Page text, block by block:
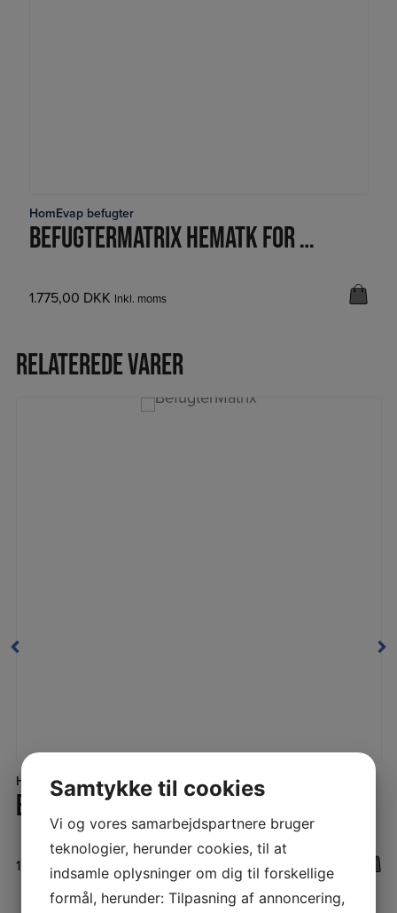
HomEvap befugter
BEFUGTERMATRIX HEMATK FOR HOMEVAP HEPC
1.775,00 DKK Inkl. moms
Relaterede varer
LÆS MERE
HomEvap befugter
1.493,75DKK Inkl. moms
Samtykke til cookies
Vi og vores samarbejdspartnere bruger
teknologier, herunder cookies, til at
indsamle oplysninger om dig til forskellige
formål, herunder: Tilpasning af annoncering,